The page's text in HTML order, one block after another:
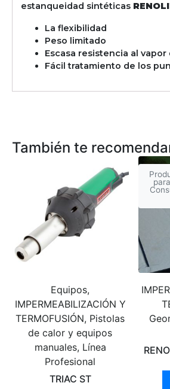
estanqueidad sintéticas
La flexibilidad
Peso limitado
Escasa resistencia al vapor
Fácil tratamiento de los
También te
Equipos,
IMPERMEABILIZACIÓN Y
TERMOFUSIÓN, Pistolas
de calor y equipos
manuales, Línea
Profesional
TRIAC ST